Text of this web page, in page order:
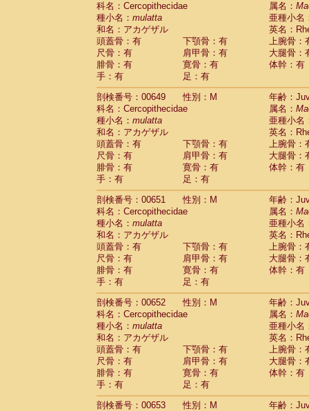
科名：Cercopithecidae
属名：
種小名： mulatta
亜種小名
和名：アカゲザル
英名：
頭蓋骨：有
下顎骨：有
上腕骨：
尺骨：有
肩甲骨：有
大腿骨：
腓骨：有
寛骨：有
体幹：有
手：有
足：有
剖検番号：00649
性別：M
年齢：
科名：Cercopithecidae
属名：
種小名： mulatta
亜種小名
和名：アカゲザル
英名：
頭蓋骨：有
下顎骨：有
上腕骨：
尺骨：有
肩甲骨：有
大腿骨：
腓骨：有
寛骨：有
体幹：有
手：有
足：有
剖検番号：00651
性別：M
年齢：
科名：Cercopithecidae
属名：
種小名： mulatta
亜種小名
和名：アカゲザル
英名：
頭蓋骨：有
下顎骨：有
上腕骨：
尺骨：有
肩甲骨：有
大腿骨：
腓骨：有
寛骨：有
体幹：有
手：有
足：有
剖検番号：00652
性別：M
年齢：
科名：Cercopithecidae
属名：
種小名： mulatta
亜種小名
和名：アカゲザル
英名：
頭蓋骨：有
下顎骨：有
上腕骨：
尺骨：有
肩甲骨：有
大腿骨：
腓骨：有
寛骨：有
体幹：有
手：有
足：有
剖検番号：00653
性別：M
年齢：